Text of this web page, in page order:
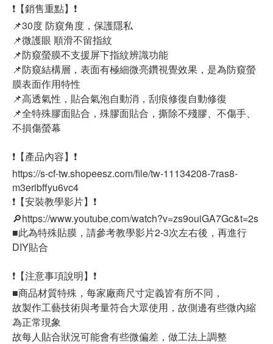
❗【銷售重點】❗
📌30度 防窺角度，保護隱私
📌微護眼 順滑不留指紋
📌防窺螢膜不支援屏下指紋辨識功能
📌防窺結構層，表面有極細微亮鑽視覺效果，是為防窺螢
膜表面作用特性
📌高透氣性，貼合氣泡自動消，刮痕修復自動修復
📌全特殊膠面貼合，殊膠面貼合，撕除不殘膠、不傷手、
不損傷螢幕
❗【產品內容】❗
https://s-cf-tw.shopeesz.com/file/tw-11134208-7ras8-
m3eribffyu6vc4
❗【安裝教學影片】❗
🔎https://www.youtube.com/watch?v=zs9ouiGA7Gc&t=2s
■此為特殊貼膜，請參考教學影片2-3次左右後，再進行
DIY貼合
❗【注意事項說明】❗
■商品材質特殊，每家廠商尺寸定義皆有所不同，
故製作工藝技術與考量符合大眾使用，故側邊有些微內縮
為正常現象
故每人貼合狀況可能會有些微偏差，做工法上調整